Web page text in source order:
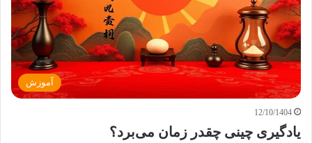
آموزش
12/10/1404
یادگیری چینی چقدر زمان می‌برد؟